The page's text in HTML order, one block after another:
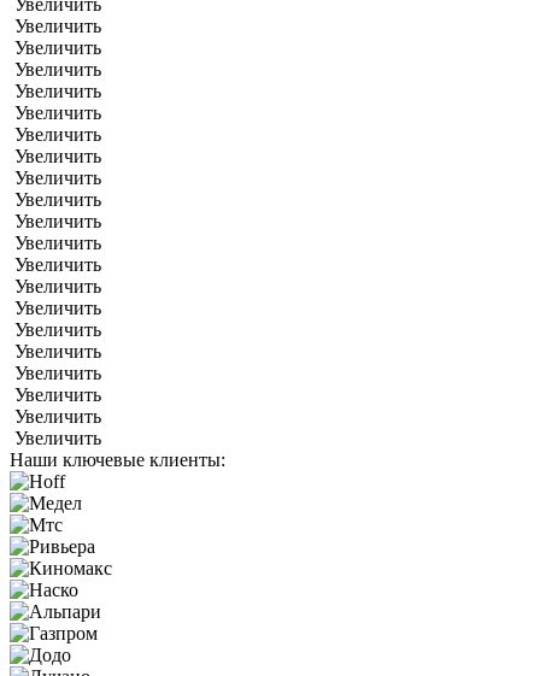
Увеличить
Увеличить
Увеличить
Увеличить
Увеличить
Увеличить
Увеличить
Увеличить
Увеличить
Увеличить
Увеличить
Увеличить
Увеличить
Увеличить
Увеличить
Увеличить
Увеличить
Увеличить
Увеличить
Увеличить
Увеличить
Наши ключевые клиенты: